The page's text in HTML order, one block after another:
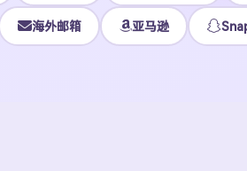
海外邮箱 亚马逊